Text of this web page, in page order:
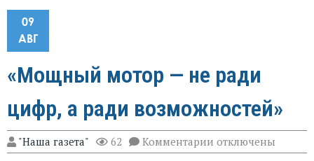
09
АВГ
«Мощный мотор — не ради
цифр, а ради возможностей»
"Наша газета" 62 Комментарии к
записи
отключены